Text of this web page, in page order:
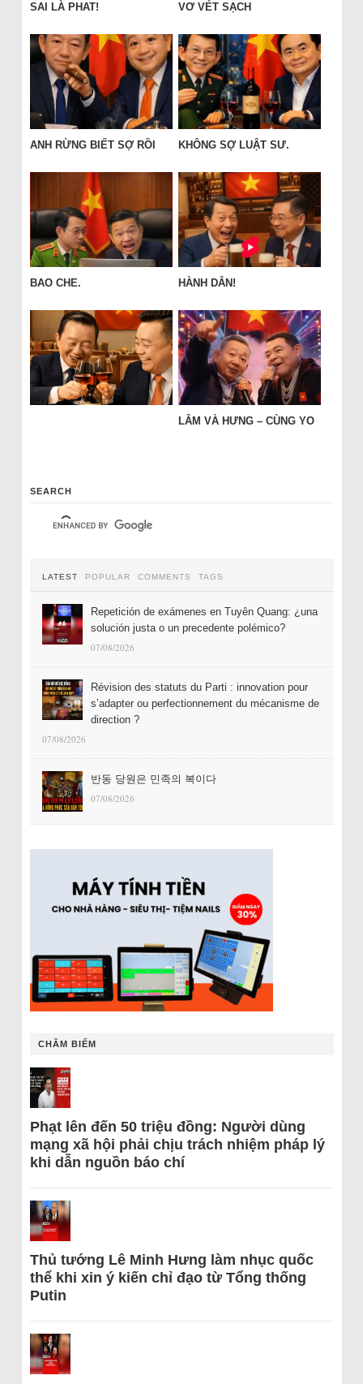
SAI LÀ PHAT! VƠ VÉT SẠCH
ANH RỪNG BIẾT SỢ RỒI KHÔNG SỢ LUẬT SƯ.
BAO CHE. HÀNH DÂN!
LÂM VÀ HƯNG – CÙNG YO
SEARCH
LATEST POPULAR COMMENTS TAGS
Repetición de exámenes en Tuyên Quang: ¿una
solución justa o un precedente polémico?
07/08/2026
Révision des statuts du Parti : innovation pour
s’adapter ou perfectionnement du mécanisme de
direction ?
07/08/2026
반동 당원은 민족의 복이다
07/08/2026
CHÂM BIẾM
Phạt lên đến 50 triệu đồng: Người dùng
mạng xã hội phải chịu trách nhiệm pháp lý
khi dẫn nguồn báo chí
Thủ tướng Lê Minh Hưng làm nhục quốc
thể khi xin ý kiến chỉ đạo từ Tổng thống
Putin